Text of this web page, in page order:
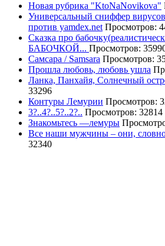
Новая рубрика "KtoNaNovikova"
Универсальный сниффер
против yamdex.net Просмотров:
Сказка про
БАБОЧКОЙ... Просмотров:
Самсара / Samsara Просмотров:
Прошла любовь, любовь ушла
Ланка, Панхайя, Солнечный
33296
Контуры Лемурии Просмотров:
3?..4?..5?..2?.. Просмотров: 32814
Знакомьтесь —лемуры
Все наши мужчины – они,
32340